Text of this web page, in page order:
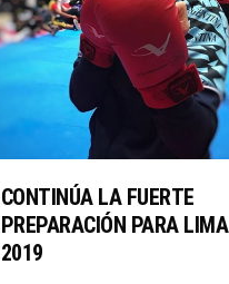
CONTINÚA LA FUERTE
PREPARACIÓN PARA LIMA
2019